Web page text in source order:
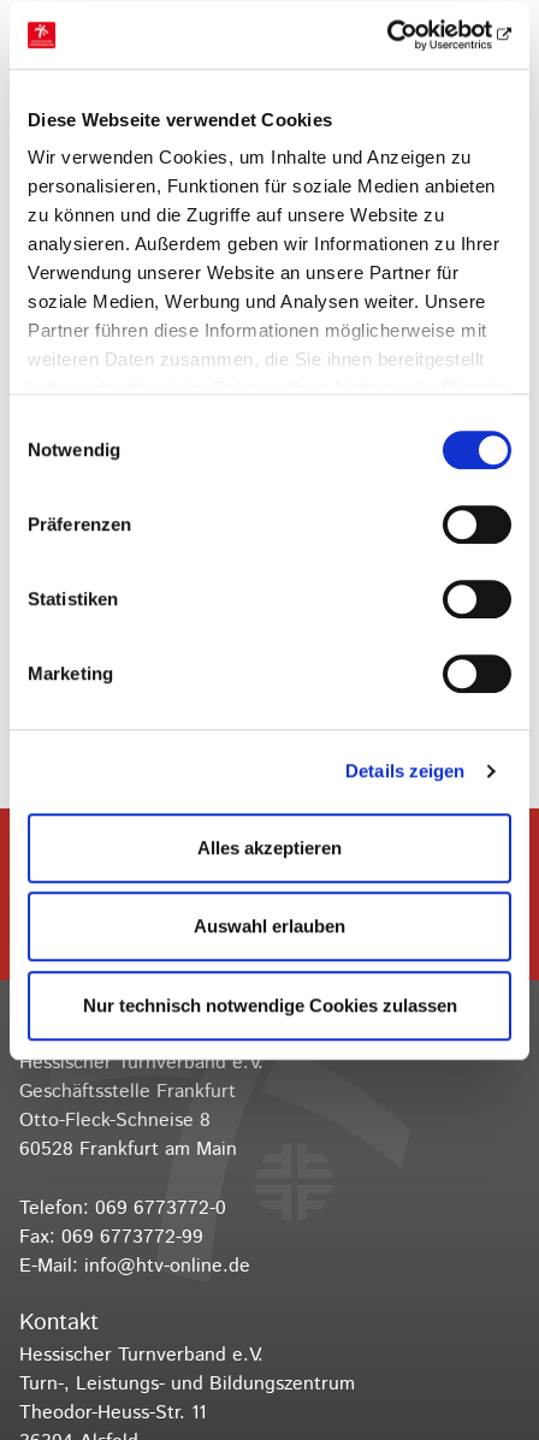
Diese Webseite verwendet Cookies
Wir verwenden Cookies, um Inhalte und Anzeigen zu
personalisieren, Funktionen für soziale Medien anbieten
zu können und die Zugriffe auf unsere Website zu
analysieren. Außerdem geben wir Informationen zu Ihrer
Verwendung unserer Website an unsere Partner für
soziale Medien, Werbung und Analysen weiter. Unsere
Partner führen diese Informationen möglicherweise mit
weiteren Daten zusammen, die Sie ihnen bereitgestellt
Notwendig
Präferenzen
Statistiken
Marketing
Details zeigen
Alles akzeptieren
Auswahl erlauben
Nur technisch notwendige Cookies zulassen
Auch Rehe im Wald, eine Schlange am Wegesrand und
die ersten Weidetiere entgingen den aufmerksamen
Niedernhausen sowie ein Stück Kuchen und Kaffee „auf
die Hand“ rundeten den Tag ab.
Zurück
Dem Hessischen Turnverband
Kontakt
Hessischer Turnverband e.V.
Geschäftsstelle Frankfurt
Otto-Fleck-Schneise 8
60528 Frankfurt am Main
Telefon: 069 6773772-0
Fax: 069 6773772-99
E-Mail: info@htv-online.de
Kontakt
Hessischer Turnverband e.V.
Turn-, Leistungs- und Bildungszentrum
Theodor-Heuss-Str. 11